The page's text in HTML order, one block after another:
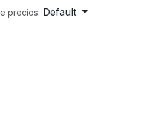
precios: Default